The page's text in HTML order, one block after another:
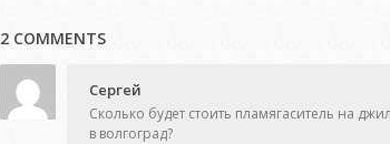
2 COMMENTS
Сергей
Сколько будет стоить пламягаситель на
в волгоград?